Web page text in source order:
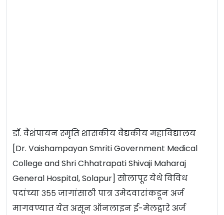
डॉ. वैशंपायन स्मृति शासकीय वैद्यकीय महाविद्यालय
[Dr. Vaishampayan Smriti Government Medical
College and Shri Chhatrapati Shivaji Maharaj
General Hospital, Solapur] सोलापूर येथे विविध
पदांच्या ३५५ जागांसाठी पात्र उमेदवारांकडून अर्ज
मागवण्यात येत असून ऑनलाइन ई-मेलद्वारे अर्ज